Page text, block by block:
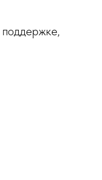
поддержке,